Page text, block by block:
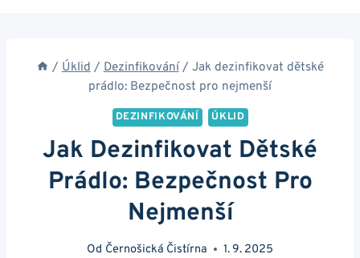
/ Úklid / Dezinfikování / Jak dezinfikovat dětské
prádlo: Bezpečnost pro nejmenší
DEZINFIKOVÁNÍ ÚKLID
Jak Dezinfikovat Dětské
Prádlo: Bezpečnost Pro
Nejmenší
Od Černošická Čistírna 1. 9. 2025